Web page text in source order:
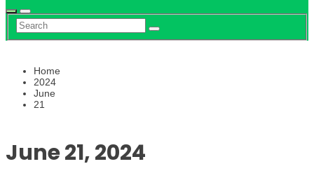
Home
2024
June
21
June 21, 2024